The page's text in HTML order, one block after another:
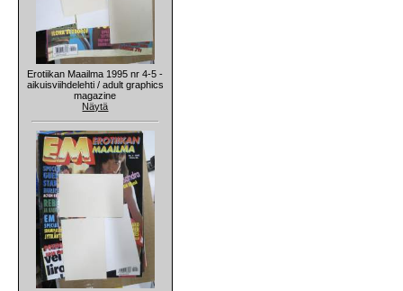
Erotiikan Maailma 1995 nr 4-5 -
aikuisviihdelehti / adult graphics
magazine
Näytä